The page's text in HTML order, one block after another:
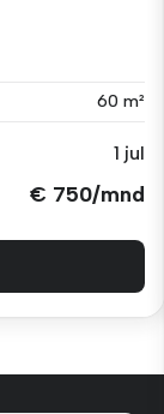
60 m²
1 jul
€ 750/mnd